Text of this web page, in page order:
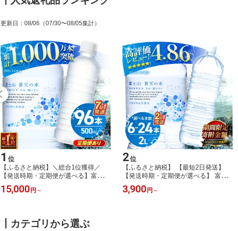
更新日 ： 08/06 （07/30〜08/05集計）
1 位
【ふるさと納税】＼総合1位獲得／
【発送時期・定期便が選べる】富士山
蒼天の水 ＜ラベルレス＞ 500ml 96本
(4ケース) 国産 天然水 ミネラルウォー
保存 飲料水 キャンプ 熱中症対策 ※
沖縄県離島不可
15,000 円 ～
2位
【ふるさと納税】 【最短2日発送】
【発送時期・定期便が選べる】 富士
山蒼天の水 ラベルレス 2L 6本 12本 2
4本 (1ケース～4ケース) 2000ml 天然
3,900 円 ～
┃カテゴリから選ぶ